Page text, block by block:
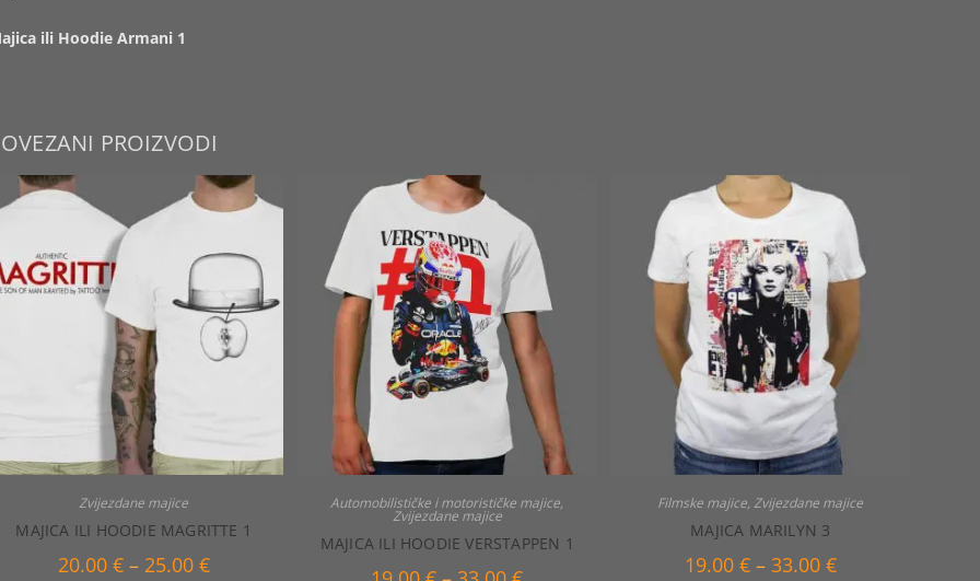
ili Hoodie Armani 1
PROIZVODI
Zvijezdane majice
MAJICA ILI HOODIE MAGRITTE 1
20.00 € – 25.00 €Raspon
cijena:
Automobilističke i motorističke majice,
Zvijezdane majice
MAJICA ILI HOODIE VERSTAPPEN 1
Raspon
Filmske majice,Zvijezdane majice
MAJICA MARILYN 3
19.00 € – 33.00 €Raspon
cijena: